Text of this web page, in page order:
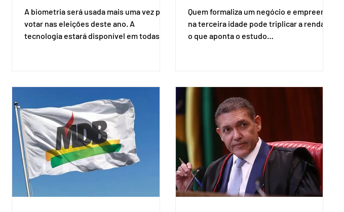
A biometria será usada mais uma vez para
votar nas eleições deste ano. A
tecnologia estará disponível em todas as
Se o título estiver regular, o eleitor pode
votar mesmo sem ter realizado esse
cadastro. Neste caso, será exigido o
documento de identificação para acesso
à urna eletrônica. Se a urna eletrônica
não reconh
Quem formaliza um negócio e empreende
na terceira idade pode triplicar a renda. É
o que aponta o estudo
Empresas (Sebrae), realizado a partir de
dados do Instituto Brasileiro de
Geografia e Estatística (IBGE). O estudo
do Sebrae mostra que, no quarto
trimestre de 2025, os empreendedores
60+ formalizados atingiram o maior
rendime